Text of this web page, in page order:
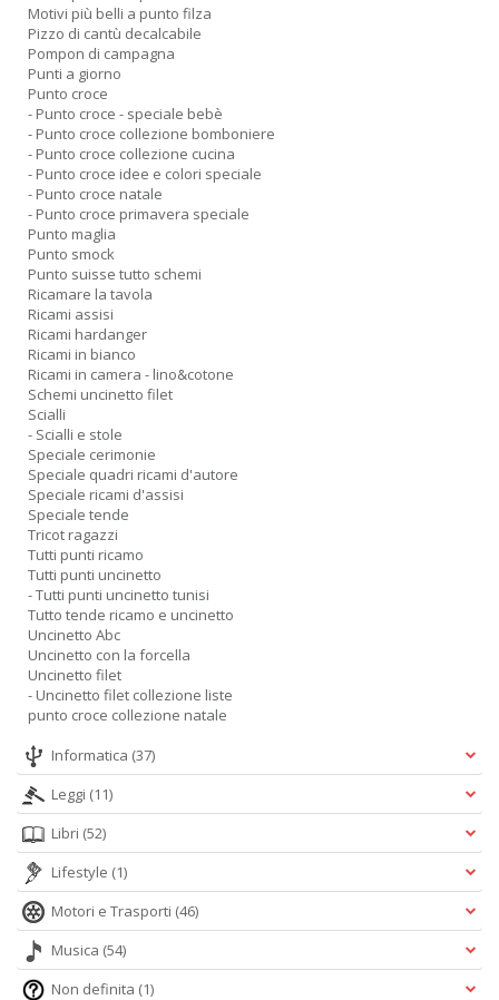
Motivi più belli a punto filza
Pizzo di cantù decalcabile
Pompon di campagna
Punti a giorno
Punto croce
- Punto croce - speciale bebè
- Punto croce collezione bomboniere
- Punto croce collezione cucina
- Punto croce idee e colori speciale
- Punto croce natale
- Punto croce primavera speciale
Punto maglia
Punto smock
Punto suisse tutto schemi
Ricamare la tavola
Ricami assisi
Ricami hardanger
Ricami in bianco
Ricami in camera - lino&cotone
Schemi uncinetto filet
Scialli
- Scialli e stole
Speciale cerimonie
Speciale quadri ricami d'autore
Speciale ricami d'assisi
Speciale tende
Tricot ragazzi
Tutti punti ricamo
Tutti punti uncinetto
- Tutti punti uncinetto tunisi
Tutto tende ricamo e uncinetto
Uncinetto Abc
Uncinetto con la forcella
Uncinetto filet
- Uncinetto filet collezione liste
punto croce collezione natale
Informatica (37)
Leggi (11)
Libri (52)
Lifestyle (1)
Motori e Trasporti (46)
Musica (54)
Non definita (1)